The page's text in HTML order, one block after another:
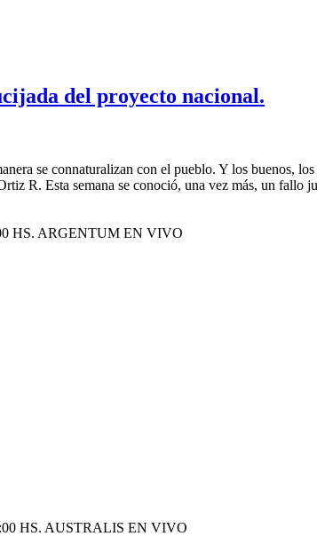
del proyecto nacional.
se connaturalizan con el pueblo. Y los buenos,
R. Esta semana se conoció, una vez más, un
HS. ARGENTUM EN VIVO
HS. AUSTRALIS EN VIVO